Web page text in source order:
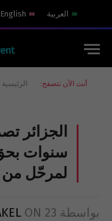
العربية English
أنت الآن تتصفح: الرئيسية
سنوات
لمرحّل من
بواسطة ON 23 نوفمبر 2007